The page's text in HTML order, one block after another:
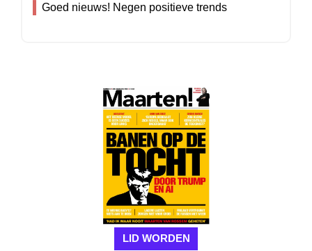
Goed nieuws! Negen positieve trends
LID WORDEN